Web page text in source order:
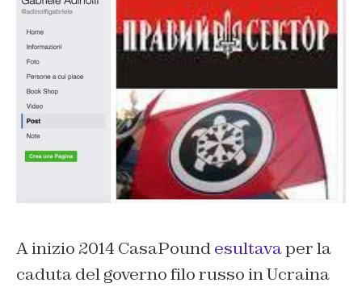
A inizio 2014 CasaPoundesultavaper la
caduta del governo filo russo in Ucraina